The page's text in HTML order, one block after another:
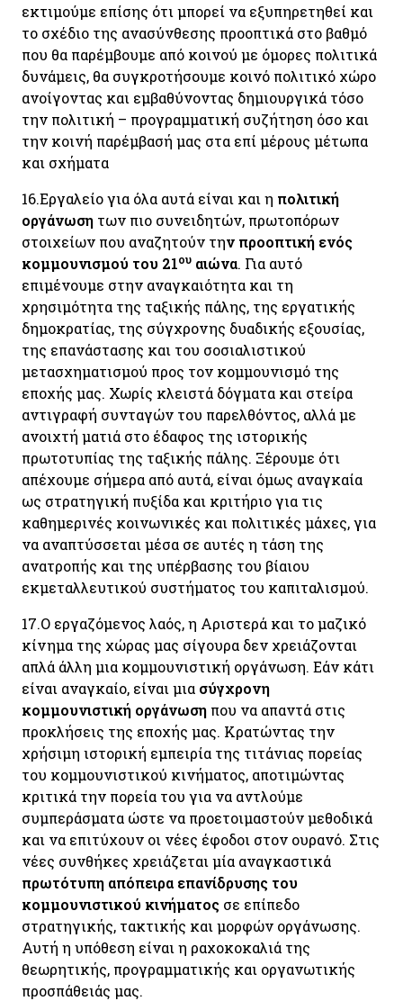
εκτιμούμε επίσης ότι μπορεί να εξυπηρετηθεί και
το σχέδιο της ανασύνθεσης προοπτικά στο βαθμό
που θα παρέμβουμε από κοινού με όμορες πολιτικά
δυνάμεις, θα συγκροτήσουμε κοινό πολιτικό χώρο
ανοίγοντας και εμβαθύνοντας δημιουργικά τόσο
την πολιτική – προγραμματική συζήτηση όσο και
την κοινή παρέμβασή μας στα επί μέρους μέτωπα
και σχήματα
16.Εργαλείο για όλα αυτά είναι και η πολιτική
οργάνωση των πιο συνειδητών, πρωτοπόρων
στοιχείων που αναζητούν την προοπτική ενός
κομμουνισμού του 21ου αιώνα. Για αυτό
επιμένουμε στην αναγκαιότητα και τη
χρησιμότητα της ταξικής πάλης, της εργατικής
δημοκρατίας, της σύγχρονης δυαδικής εξουσίας,
της επανάστασης και του σοσιαλιστικού
μετασχηματισμού προς τον κομμουνισμό της
εποχής μας. Χωρίς κλειστά δόγματα και στείρα
αντιγραφή συνταγών του παρελθόντος, αλλά με
ανοιχτή ματιά στο έδαφος της ιστορικής
πρωτοτυπίας της ταξικής πάλης. Ξέρουμε ότι
απέχουμε σήμερα από αυτά, είναι όμως αναγκαία
ως στρατηγική πυξίδα και κριτήριο για τις
καθημερινές κοινωνικές και πολιτικές μάχες, για
να αναπτύσσεται μέσα σε αυτές η τάση της
ανατροπής και της υπέρβασης του βίαιου
εκμεταλλευτικού συστήματος του καπιταλισμού.
17.Ο εργαζόμενος λαός, η Αριστερά και το μαζικό
κίνημα της χώρας μας σίγουρα δεν χρειάζονται
απλά άλλη μια κομμουνιστική οργάνωση. Εάν κάτι
είναι αναγκαίο, είναι μια σύγχρονη
κομμουνιστική οργάνωση που να απαντά στις
προκλήσεις της εποχής μας. Κρατώντας την
χρήσιμη ιστορική εμπειρία της τιτάνιας πορείας
του κομμουνιστικού κινήματος, αποτιμώντας
κριτικά την πορεία του για να αντλούμε
συμπεράσματα ώστε να προετοιμαστούν μεθοδικά
και να επιτύχουν οι νέες έφοδοι στον ουρανό. Στις
νέες συνθήκες χρειάζεται μία αναγκαστικά
πρωτότυπη απόπειρα επανίδρυσης του
κομμουνιστικού κινήματος σε επίπεδο
στρατηγικής, τακτικής και μορφών οργάνωσης.
Αυτή η υπόθεση είναι η ραχοκοκαλιά της
θεωρητικής, προγραμματικής και οργανωτικής
προσπάθειάς μας.